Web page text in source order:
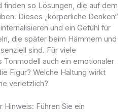
so Lösungen, die auf dem
Dieses „körperliche Denken“
und ein Gefühl für
die später beim Hämmern und
sind. Für viele
Tonmodell auch ein emotionaler
Figur? Welche Haltung wirkt
verletzlich?
Hinweis: Führen Sie ein